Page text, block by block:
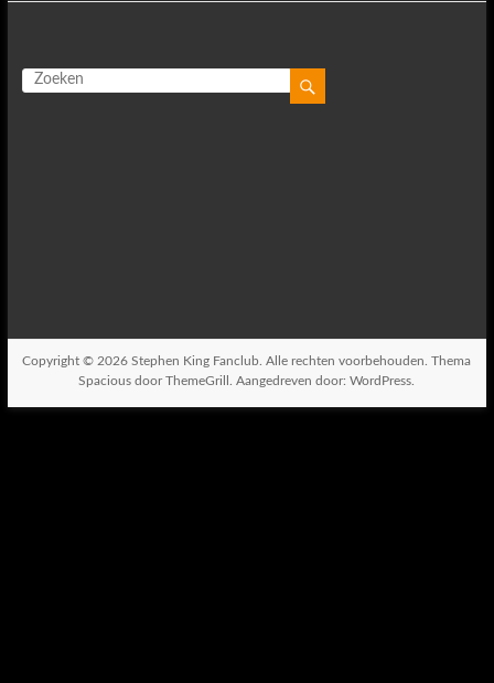
Copyright © 2026Stephen King Fanclub . Alle rechten voorbehouden. Thema
Spacious door ThemeGrill. Aangedreven door:WordPress